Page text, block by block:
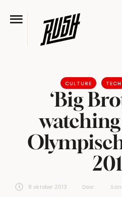
CULTURE TECH
‘Big
watching
8 oktober 2013 Door: